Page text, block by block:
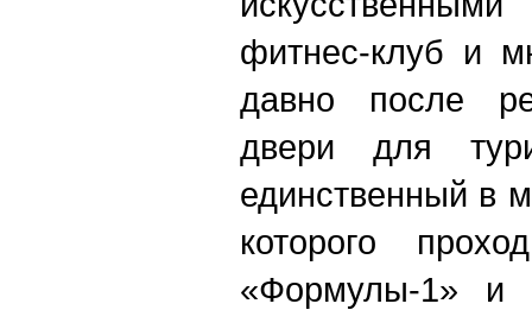
фитнес-клуб и
давно после
двери для
единственный в
которого
«Формулы-1» и